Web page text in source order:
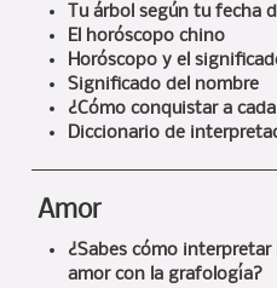
Tu árbol según tu fecha
El horóscopo chino
Horóscopo y el
Significado del nombre
¿Cómo conquistar a
Diccionario de
Amor
¿Sabes cómo interpretar
amor con la grafología?